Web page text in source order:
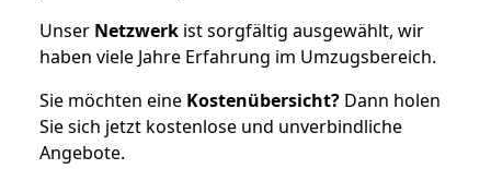
Unser Netzwerk ist sorgfältig ausgewählt, wir
haben viele Jahre Erfahrung im Umzugsbereich.
Sie möchten eine Kostenübersicht? Dann holen
Sie sich jetzt kostenlose und unverbindliche
Angebote.